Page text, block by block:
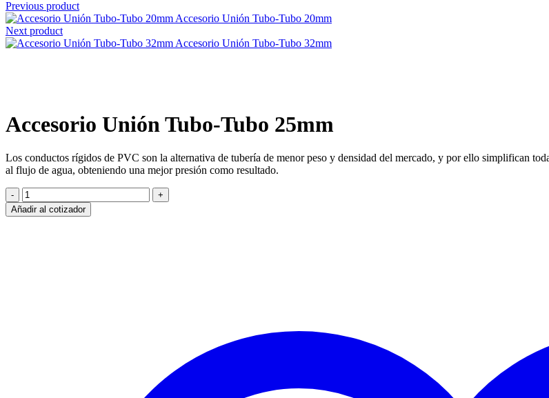
Previous product
Accesorio Unión Tubo-Tubo 20mm
Next product
Accesorio Unión Tubo-Tubo 32mm
Accesorio Unión Tubo-Tubo 25mm
Los conductos rígidos de PVC son la alternativa de tubería de menor peso y densidad del mercado, y por ello simplifican
al flujo de agua, obteniendo una mejor presión como resultado.
Accesorio
Unión
Tubo-
Añadir al cotizador